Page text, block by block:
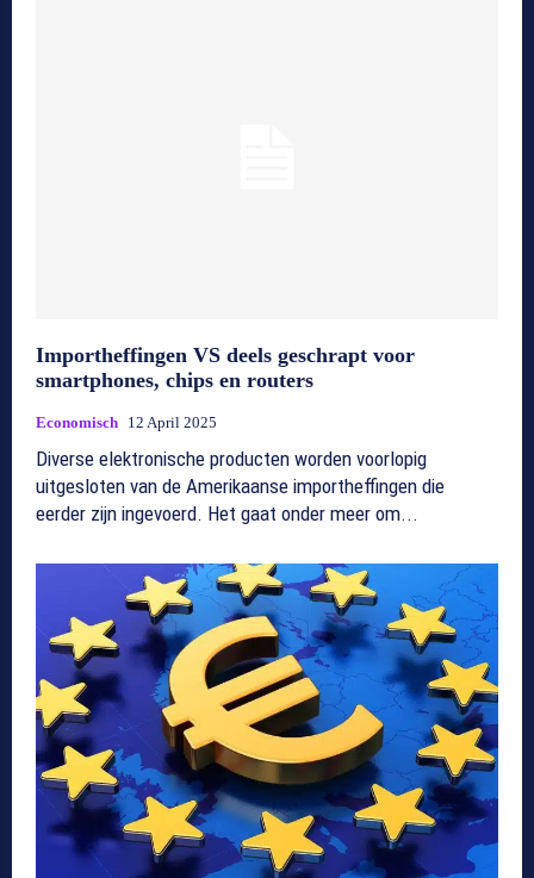
Importheffingen VS deels geschrapt voor
smartphones, chips en routers
Economisch 12 April 2025
Diverse elektronische producten worden voorlopig
uitgesloten van de Amerikaanse importheffingen die
eerder zijn ingevoerd. Het gaat onder meer om...